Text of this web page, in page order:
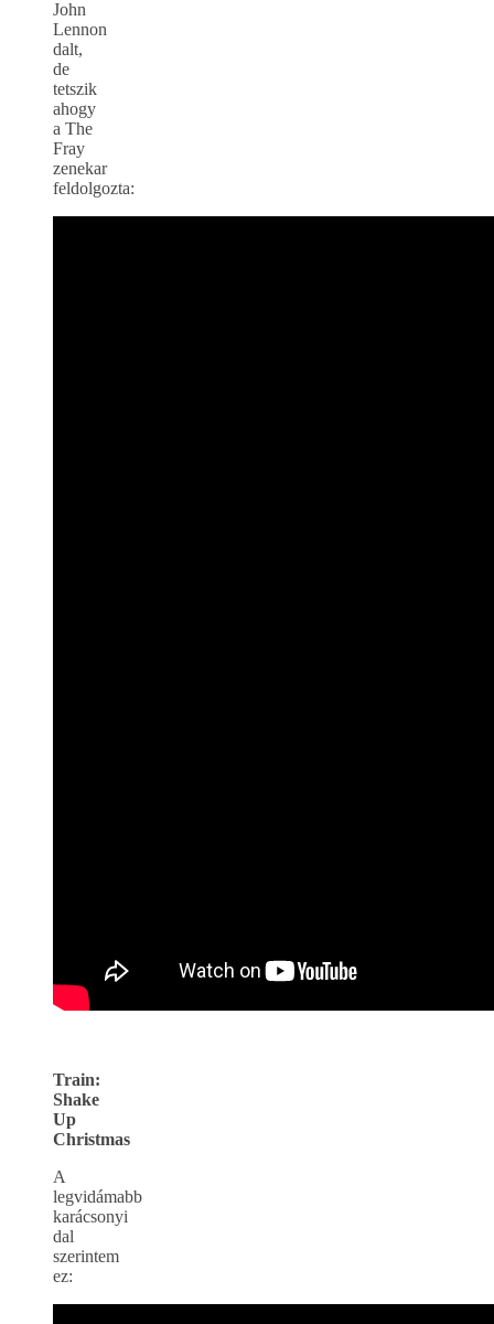
John
Lennon
dalt,
de
tetszik
ahogy
a The
Fray
zenekar
feldolgozta:
Train:
Shake
Up
Christmas
A
legvidámabb
karácsonyi
dal
szerintem
ez: